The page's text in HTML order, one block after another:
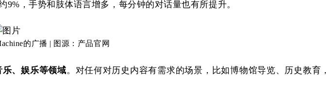
9%，手势和肢体语言增多，每分钟的对话量也有所提升。
的广播 | 图源：产品官网
乐、娱乐等领域。对任何对历史内容有需求的场景，比如博物馆导览、历史教育，